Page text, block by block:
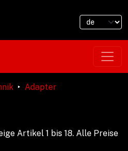
Adapter
Artikel 1 bis 18. Alle Preise